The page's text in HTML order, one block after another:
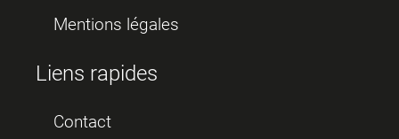
Mentions légales
Liens rapides
Contact